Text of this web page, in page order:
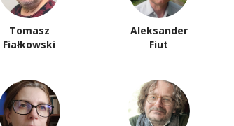
Tomasz
Fiałkowski
Aleksander
Fiut